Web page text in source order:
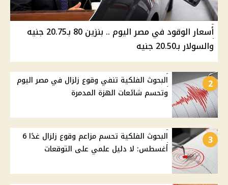
أسعار الوقود في مصر اليوم .. بنزين 80 بـ20.75 جنيه
والسولار بـ20.50 جنيه
2
البحوث الفلكية تنفي وقوع زلزال في مصر اليوم
وتحسم شائعات الهزة المدمرة
3
البحوث الفلكية تحسم مزاعم وقوع زلزال غدًا 6
أغسطس: لا دليل علمي على التوقعات